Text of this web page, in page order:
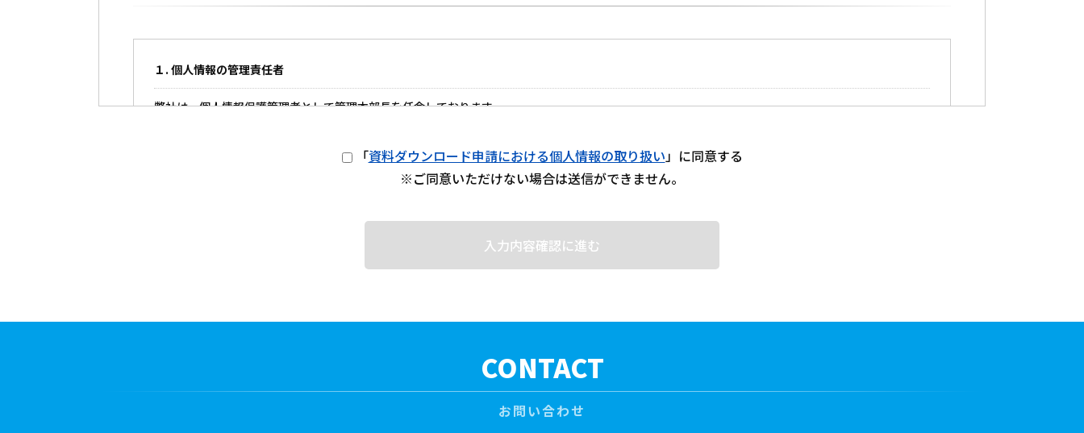
１. 個人情報の管理責任者
弊社は、個人情報保護管理者として管理本部長を任命しております。
弊社は、法令に基づく場合を除き、貴殿の個人情報を第三者に提供することは致しません。
「資料ダウンロード申請における個人情報の取り扱い 」に同意する
※ご同意いただけない場合は送信ができません。
CONTACT
お問い合わせ